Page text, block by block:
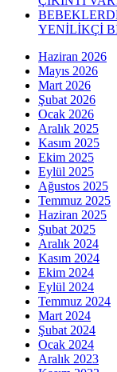
YENİLİKÇİ
Haziran 2026
Mayıs 2026
Mart 2026
Şubat 2026
Ocak 2026
Aralık 2025
Kasım 2025
Ekim 2025
Eylül 2025
Ağustos 2025
Temmuz 2025
Haziran 2025
Şubat 2025
Aralık 2024
Kasım 2024
Ekim 2024
Eylül 2024
Temmuz 2024
Mart 2024
Şubat 2024
Ocak 2024
Aralık 2023